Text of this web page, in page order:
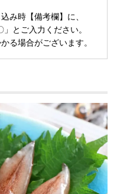
み時【備考欄】に、
とご入力ください。
る場合がございます。